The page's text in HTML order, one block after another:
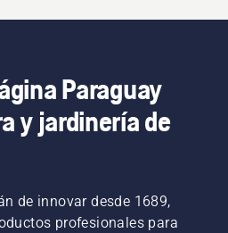
Paraguay
y jardinería de
de innovar desde 1689,
profesionales para